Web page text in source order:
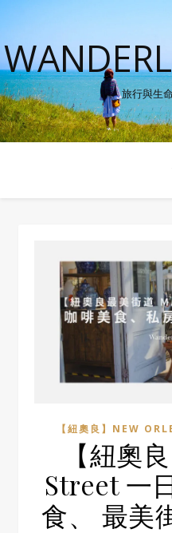
旅行與生
【紐奧良】NEW
【紐奧
Street 一
食、 最美